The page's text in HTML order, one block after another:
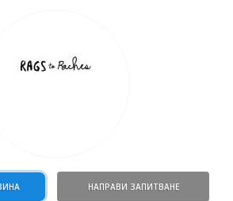
НАПРАВИ ЗАПИТВАНЕ